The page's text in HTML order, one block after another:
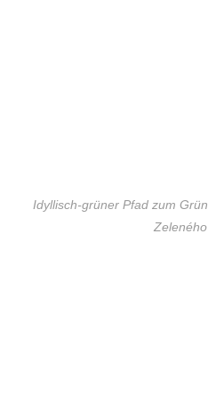
Idyllisch-grüner Pfad zum
Zeleného